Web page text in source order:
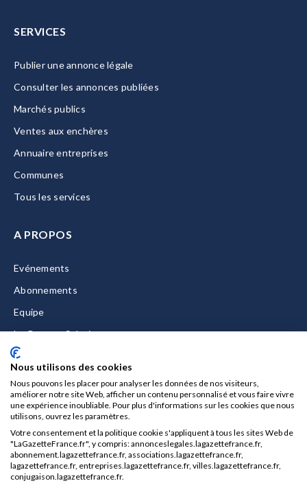
SERVICES
Publier une annonce légale
Consulter les annonces publiées
Marchés publics
Ventes aux enchères
Annuaire entreprises
Communes
Tous les services
A PROPOS
Evénements
Abonnements
Equipe
La Gazette Solutions
Nous contacter
Mentions légales
CGU/CGV
Données personnelles
Nous utilisons des cookies
Nous pouvons les placer pour analyser les données de nos visiteurs,
améliorer notre site Web, afficher un contenu personnalisé et vous faire vivre
une expérience inoubliable. Pour plus d'informations sur les cookies que nous
utilisons, ouvrez les paramètres.
Votre consentement et la politique cookie s'appliquent à tous les sites Web de
"LaGazetteFrance.fr", y compris: annonceslegales.lagazettefrance.fr,
abonnement.lagazettefrance.fr, associations.lagazettefrance.fr,
lagazettefrance.fr, entreprises.lagazettefrance.fr, villes.lagazettefrance.fr,
conjugaison.lagazettefrance.fr.